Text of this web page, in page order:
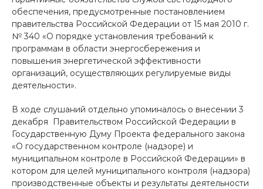
обеспечения, предусмотренные постановлением
правительства Российской Федерации от 15 мая 2010 г.
№ 340 «О порядке установления требований к
программам в области энергосбережения и
повышения энергетической эффективности
организаций, осуществляющих регулируемые виды
деятельности».
В ходе слушаний отдельно упоминалось о внесении 3
декабря Правительством Российской Федерации в
Государственную Думу Проекта федерального закона
«О государственном контроле (надзоре) и
муниципальном контроле в Российской Федерации» в
котором для целей муниципального контроля (надзора)
производственные объекты и результаты деятельности